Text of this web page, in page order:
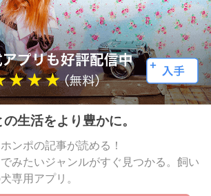
生活をより豊かに。
ンポの記事が読める！
みたいジャンルがすぐ見つかる。飼い
専用アプリ。